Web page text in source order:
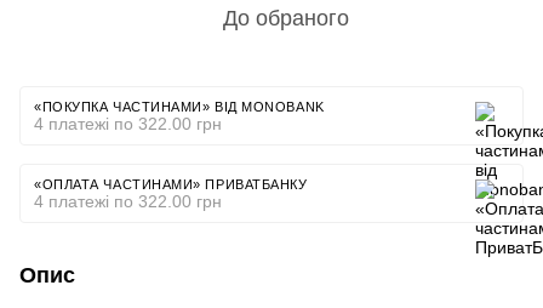
До обраного
«ПОКУПКА ЧАСТИНАМИ» ВІД MONOBANK
4 платежі по 322.00 грн
«ОПЛАТА ЧАСТИНАМИ» ПРИВАТБАНКУ
4 платежі по 322.00 грн
Опис